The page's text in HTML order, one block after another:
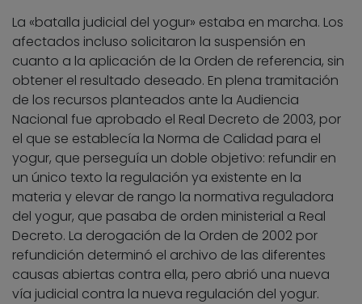
La «batalla judicial del yogur» estaba en marcha. Los
afectados incluso solicitaron la suspensión en
cuanto a la aplicación de la Orden de referencia, sin
obtener el resultado deseado. En plena tramitación
de los recursos planteados ante la Audiencia
Nacional fue aprobado el Real Decreto de 2003, por
el que se establecía la Norma de Calidad para el
yogur, que perseguía un doble objetivo: refundir en
un único texto la regulación ya existente en la
materia y elevar de rango la normativa reguladora
del yogur, que pasaba de orden ministerial a Real
Decreto. La derogación de la Orden de 2002 por
refundición determinó el archivo de las diferentes
causas abiertas contra ella, pero abrió una nueva
vía judicial contra la nueva regulación del yogur.